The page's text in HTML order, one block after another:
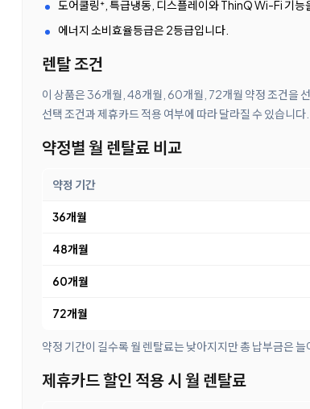
도어쿨링⁺, 특급냉동, 디스플레이와 ThinQ Wi-Fi 기능
에너지 소비효율등급은 2등급입니다.
렌탈 조건
이 상품은 36개월, 48개월, 60개월, 72개월 약정 조건을
선택 조건과 제휴카드 적용 여부에 따라 달라질 수 있습니다.
약정별 월 렌탈료 비교
약정 기간
36개월
48개월
60개월
72개월
약정 기간이 길수록 월 렌탈료는 낮아지지만 총 납부금은
제휴카드 할인 적용 시 월 렌탈료